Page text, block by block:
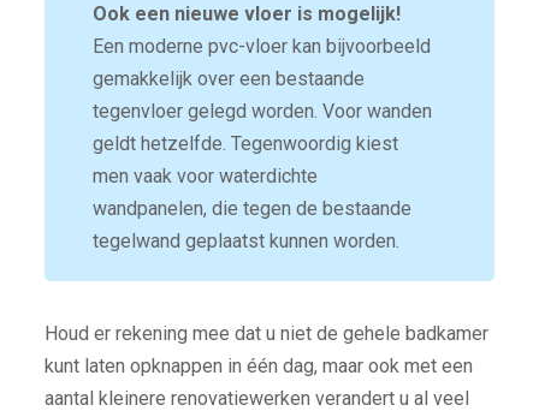
Ook een nieuwe vloer is mogelijk!
Een moderne pvc-vloer kan bijvoorbeeld
gemakkelijk over een bestaande
tegenvloer gelegd worden. Voor wanden
geldt hetzelfde. Tegenwoordig kiest
men vaak voor waterdichte
wandpanelen, die tegen de bestaande
tegelwand geplaatst kunnen worden.
Houd er rekening mee dat u niet de gehele badkamer
kunt laten opknappen in één dag, maar ook met een
aantal kleinere renovatiewerken verandert u al veel